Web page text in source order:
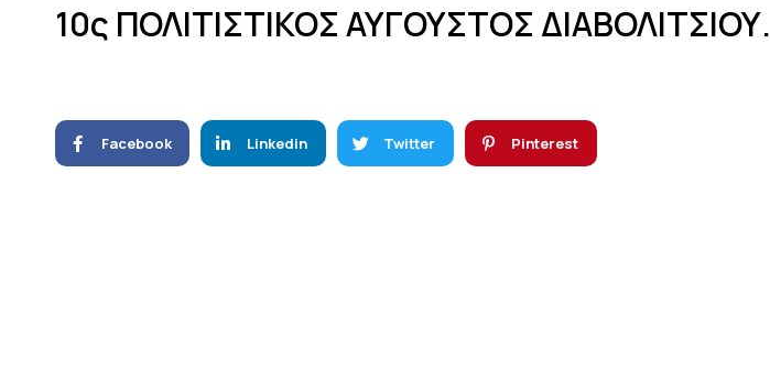
10ς ΠΟΛΙΤΙΣΤΙΚΟΣ ΑΥΓΟΥΣΤΟΣ ΔΙΑΒΟΛΙΤΣΙΟΥ.
Facebook Linkedin Twitter Pinterest